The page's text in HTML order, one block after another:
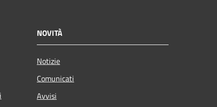
NOVITÀ
Notizie
Comunicati
Avvisi